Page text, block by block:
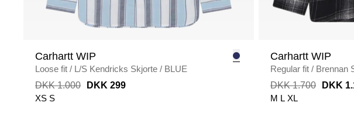
Carhartt WIP
Loose fit / L/S Kendricks Skjorte / BLUE
DKK 1.000
DKK 299
XS S
Carhartt WIP
Regular fit / Brennan
DKK 1.700
DKK
M L XL